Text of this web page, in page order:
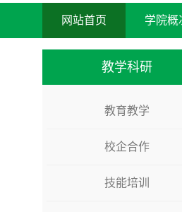
网站首页 学院概
教学科研
教育教学
校企合作
技能培训